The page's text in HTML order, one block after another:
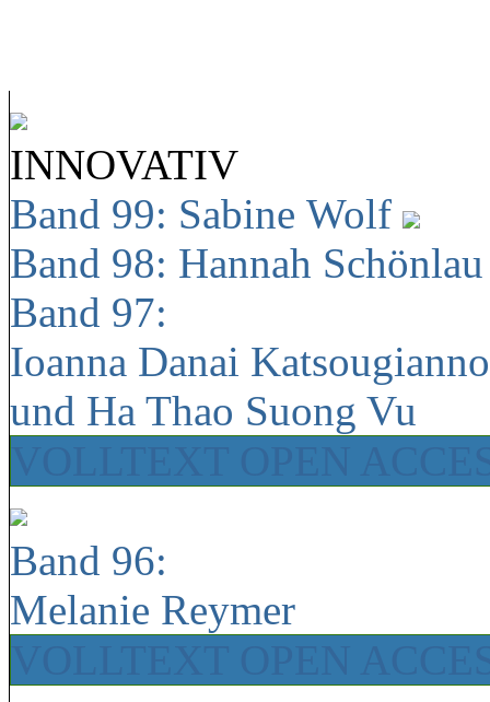
INNOVATIV
Band 99: Sabine Wolf
Band 98: Hannah
Band 97:
Ioanna Danai
und Ha Thao Suong Vu
Band 96:
Melanie Reymer